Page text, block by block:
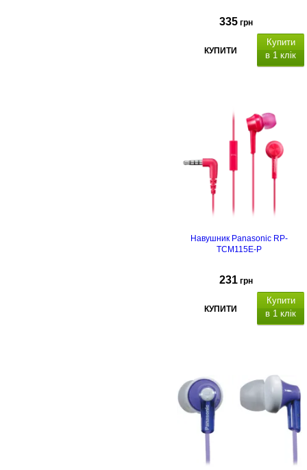
335 грн
КУПИТИ
Купити
в 1 клік
Навушник Panasonic RP-
TCM115E-P
231 грн
КУПИТИ
Купити
в 1 клік